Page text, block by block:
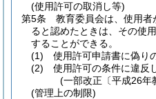
(使用許可の取消し等)
第5条
教育委員会は、使用者
ると認めたときは、その使
することができる。
(1)
使用許可申請書に偽り
(2)
使用許可の条件に違反
(一部改正〔平成26年
(管理上の制限)